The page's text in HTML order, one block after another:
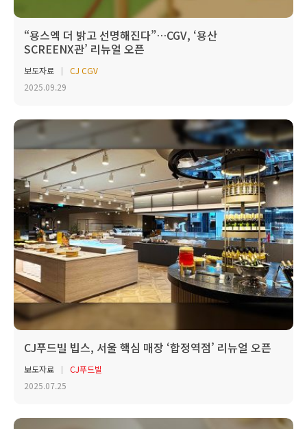
“용스엑 더 밝고 선명해진다”…CGV, ‘용산
SCREENX관’ 리뉴얼 오픈
보도자료
CJ CGV
2025.09.29
CJ푸드빌 빕스, 서울 핵심 매장 ‘합정역점’ 리뉴얼 오픈
보도자료
CJ푸드빌
2025.07.25